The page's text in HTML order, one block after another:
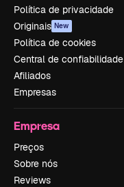
Política de privacidade
Originais New
Política de cookies
Central de confiabilidade
Afiliados
Empresas
Empresa
Preços
Sobre nós
Reviews